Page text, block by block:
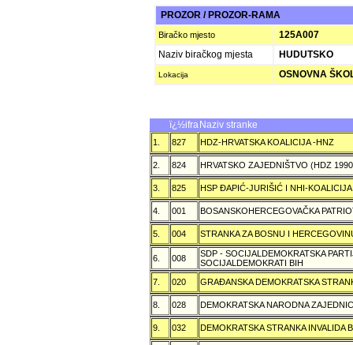
PROZOR / PROZOR-RAMA
Biračko mjesto
125A007
Naziv biračkog mjesta
HUDUTSKO
Lokacija OSNOVNA
ï¿½ifra Naziv stranke
1. 827 HDZ-HRVATSKA KOALICIJA -HNZ
2. 824 HRVATSKO ZAJEDNIŠTVO (HDZ
3. 825 HSP ÐAPIĆ-JURIŠIĆ I NHI-
4. 001 BOSANSKOHERCEGOVAČKA
5. 004 STRANKA ZA BOSNU I
6. 008
SDP - SOCIJALDEMOKRATSKA
SOCIJALDEMOKRATI BIH
7.
020 GRAÐANSKA DEMOKRATSKA
8. 028 DEMOKRATSKA NARODNA
9. 032 DEMOKRATSKA STRANKA INVALIDA